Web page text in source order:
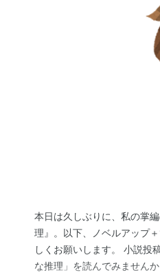
本日は久しぶりに、私の掌
理』。以下、ノベルアップ
しくお願いします。 小説投
な推理」を読んでみません